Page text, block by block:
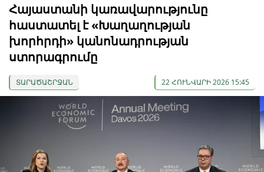
Հայաստանի կառավարությունը
հաստատել է «Խաղաղության
խորհրդի» կանոնադրության
ստորագրումը
ՏԱՐԱԾԱՇՐՋԱՆ 22 ՀՈՒՆՎԱՐԻ 2026 15:45